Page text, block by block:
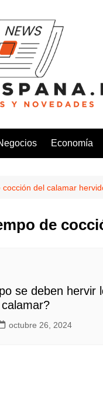
Economía
cocción del calamar
de
se deben hervir
octubre 26, 2024